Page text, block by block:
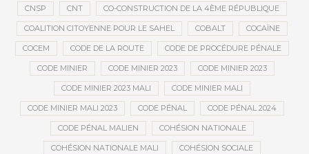
CNSP CNT CO-CONSTRUCTION DE LA 4ÈME RÉPUBLIQUE
COALITION CITOYENNE POUR LE SAHEL COBALT COCAÏNE
COCEM CODE DE LA ROUTE CODE DE PROCÉDURE PÉNALE
CODE MINIER CODE MINIER 2023 CODE MINIER 2023
CODE MINIER 2023 MALI CODE MINIER MALI
CODE MINIER MALI 2023 CODE PÉNAL CODE PÉNAL 2024
CODE PÉNAL MALIEN COHÉSION NATIONALE
COHÉSION NATIONALE MALI COHÉSION SOCIALE